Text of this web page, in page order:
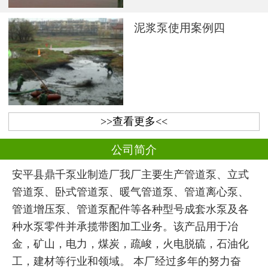
泥浆泵使用案例四
>>查看更多<<
公司简介
安平县鼎千泵业制造厂我厂主要生产管道泵、立式
管道泵、卧式管道泵、暖气管道泵、管道离心泵、
管道增压泵、管道泵配件等各种型号成套水泵及各
种水泵零件并承揽带图加工业务。该产品用于冶
金，矿山，电力，煤炭，疏峻，火电脱硫，石油化
工，建材等行业和领域。 本厂经过多年的努力奋